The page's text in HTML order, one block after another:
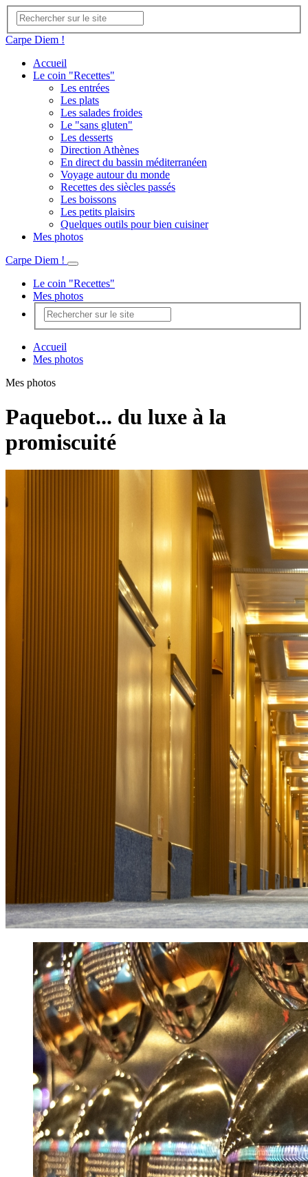
Carpe Diem !
Accueil
Le coin "Recettes"
Les entrées
Les plats
Les salades froides
Le "sans gluten"
Les desserts
Direction Athènes
En direct du bassin méditerranéen
Voyage autour du monde
Recettes des siècles passés
Les boissons
Les petits plaisirs
Quelques outils pour bien cuisiner
Mes photos
Carpe Diem !
Le coin "Recettes"
Mes photos
Accueil
Mes photos
Mes photos
Paquebot... du luxe à la
promiscuité